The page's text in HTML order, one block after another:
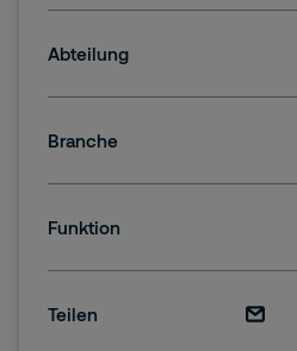
Abteilung
Branche
Funktion
Teilen